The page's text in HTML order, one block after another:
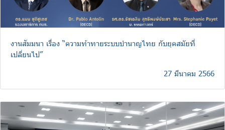
งานสัมมนา เรื่อง “ความท้าทายระบบบำนาญไทย กับยุคสมัยที่
เปลี่ยนไป”
27 มีนาคม 2566